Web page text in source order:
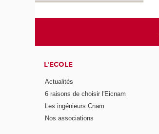
L'ECOLE
Actualités
6 raisons de choisir l'Eicnam
Les ingénieurs Cnam
Nos associations